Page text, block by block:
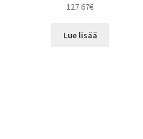
127.67€
Lue lisää